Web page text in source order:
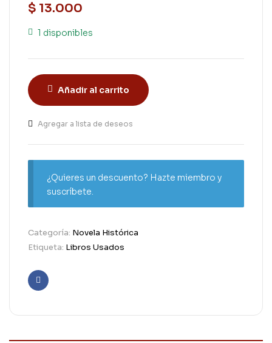
$ 13.000
1 disponibles
Añadir al carrito
Agregar a lista de deseos
¿Quieres un descuento? Hazte miembro y
suscríbete.
Categoría: Novela Histórica
Etiqueta: Libros Usados
Facebook